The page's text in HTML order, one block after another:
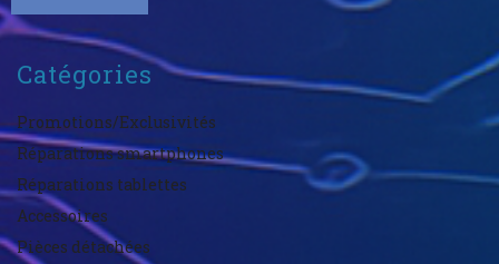
Catégories
Promotions/Exclusivités
Réparations smartphones
Réparations tablettes
Accessoires
Pièces détachées